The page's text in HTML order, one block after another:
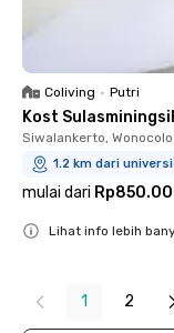
Coliving • Putri
Kost
Siwalankerto, Wonocolo
1.2 km dari
mulai dari
Lihat info lebih
1 2